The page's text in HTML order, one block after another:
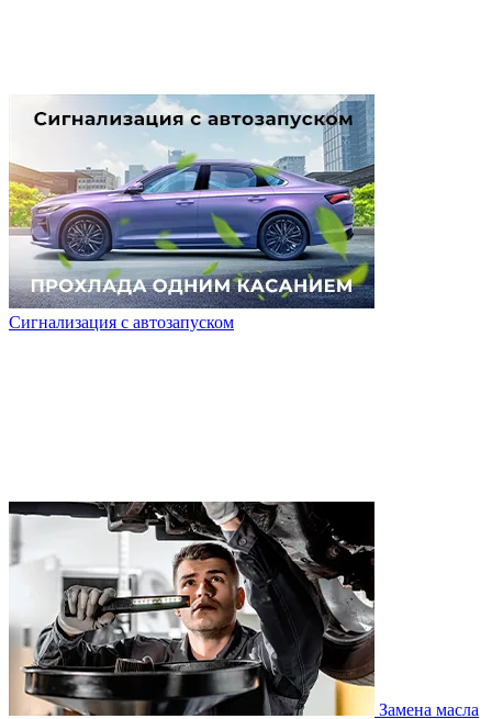
Сигнализация с автозапуском
Замена масла